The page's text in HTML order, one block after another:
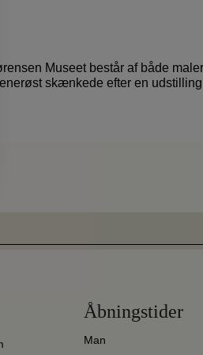
Museet består af både
skænkede efter en
Åbningstider
Man